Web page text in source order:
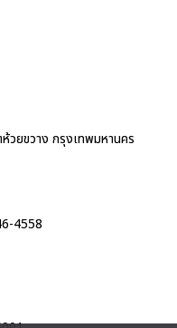
วยขวาง กรุงเทพมหานคร
4558